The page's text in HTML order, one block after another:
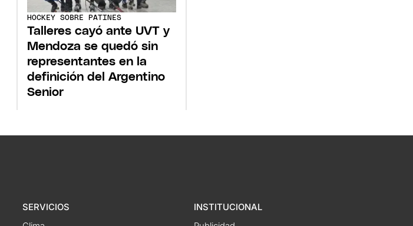
HOCKEY SOBRE PATINES
Talleres cayó ante UVT y
Mendoza se quedó sin
representantes en la
definición del Argentino
Senior
SERVICIOS
INSTITUCIONAL